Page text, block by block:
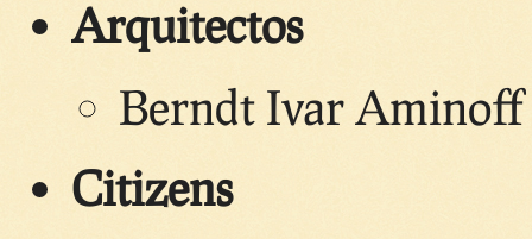
Arquitectos
Berndt Ivar Aminoff
Citizens